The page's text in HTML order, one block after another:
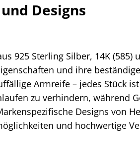
Designs
925 Sterling Silber, 14K (585)
und ihre
Armreife – jedes Stück
zu verhindern, während
Designs von
und hochwertige